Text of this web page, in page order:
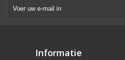
Informatie